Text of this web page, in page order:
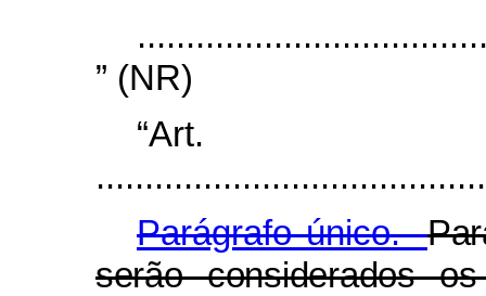
” (NR)
Parágrafo único.
serão considerados